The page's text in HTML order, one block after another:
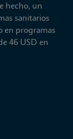
hecho, un
sanitarios
en programas
46 USD en